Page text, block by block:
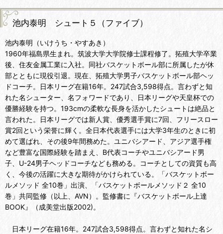
池内泰明 シュート５（ファイブ）
池内泰明（いけうち・やすあき）
1960年福島県生まれ。筑波大学大学院修士課程修了。拓殖大学卒業
後、住友金属工業に入社。同社バスケットボール部に所属したが休
部とともに現役引退。現在、拓殖大学男子バスケットボール部ヘッ
ドコーチ。日本リーグ在籍16年。247試合3,598得点。言わずと知
れた名シューター、名フォワードであり、日本リーグや天皇杯での
優勝経験を持つ。193cmの柔軟な長身を活かしたシュートは絶品と
言われた。日本リーグでは新人賞、優秀選手賞に7回、フリースロー
賞2回という栄誉に輝く。全日本代表選手には大学3年生のときに初
めて選ばれ、その後9年間務めた。ユニバシアード、アジア選手権
など豊富な国際経験を踏まえ、B代表コーチやユニバシアード男
子、U-24男子ヘッドコーチなども務める。コーチとしての資質も高
く、今後の活躍に大きな期待がかけられている。「バスケットボー
ルメソッド 全10巻」出演、「バスケットボールメソッド２ 全10
巻」共同監修（以上、AVN）。監修書に『バスケットボール上達
BOOK』（成美堂出版2002)。
日本リーグ在籍16年。247試合3,598得点。言わずと知れた名シ